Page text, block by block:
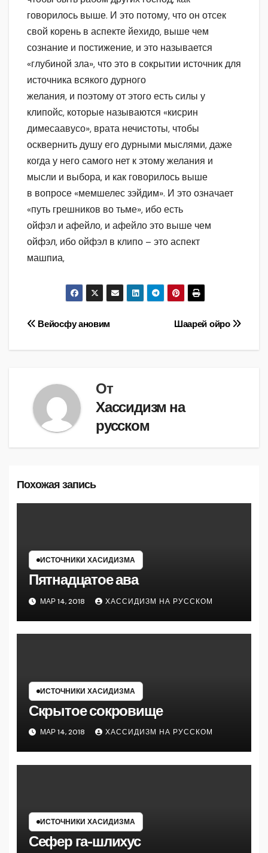
говорилось выше. И это потому, что он отсек
свой корень в аспекте йехидо, выше чем
сознание и постижение, и это называется
«глубиной зла», что это в сокрытии источник для
источника всякого дурного
желания, и поэтому от этого есть силы у
клипойс, которые называются «кисрин
димесаавусо», врата нечистоты, чтобы
осквернить душу его дурными мыслями, даже
когда у него самого нет к этому желания и
мысли и выбора, и как говорилось выше
в вопросе «мемшелес зэйдим». И это означает
«путь грешников во тьме», ибо есть
ойфэл и афейло, и афейло это выше чем
ойфэл, ибо ойфэл в клипо – это аспект
машпиа,
Навигация
по
Шаарей ойро
Вейосфу ановим
От
Хассидизм на
русском
Похожая запись
ИСТОЧНИКИ ХАСИДИЗМА
Пятнадцатое ава
МАР 14, 2018 ХАССИДИЗМ НА РУССКОМ
ИСТОЧНИКИ ХАСИДИЗМА
Скрытое сокровище
МАР 14, 2018 ХАССИДИЗМ НА РУССКОМ
ИСТОЧНИКИ ХАСИДИЗМА
Сефер га-шлихус